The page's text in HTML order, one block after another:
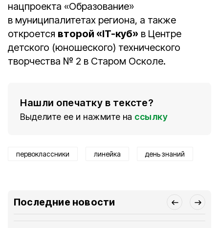
нацпроекта «Образование»
в муниципалитетах региона, а также
откроется второй «IT-куб» в Центре
детского (юношеского) технического
творчества № 2 в Старом Осколе.
Нашли опечатку в тексте?
Выделите ее и нажмите на ссылку
первоклассники линейка день знаний
Последние новости